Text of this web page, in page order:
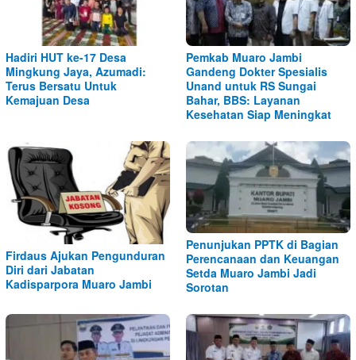
Hadiri HUT ke-17 Desa
Mingkung Jaya, Azumadi:
Terus Bersatu Untuk
Kemajuan Desa
Pemkab Muaro Jambi
Gandeng Dokter Spesialis
Unand untuk RS Sungai
Bahar, BBS: Layanan
Kesehatan Siap Meningkat
Firdaus Ajukan Pengunduran
Diri dari Jabatan
Kadisparpora Muaro Jambi
Penunjukan PPTK di Bagian
Perencanaan dan Keuangan
Setda Muaro Jambi Jadi
Sorotan